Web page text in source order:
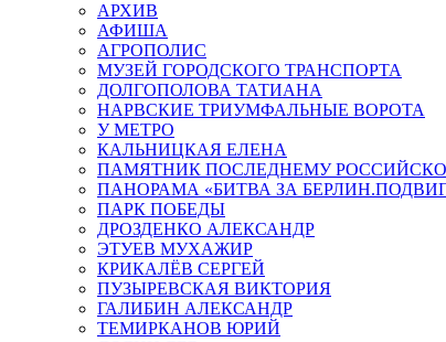
АРХИВ
АФИША
АГРОПОЛИС
МУЗЕЙ ГОРОДСКОГО ТРАНСПОРТА
ДОЛГОПОЛОВА ТАТИАНА
НАРВСКИЕ ТРИУМФАЛЬНЫЕ ВОРОТА
У МЕТРО
КАЛЬНИЦКАЯ ЕЛЕНА
ПАМЯТНИК ПОСЛЕДНЕМУ
ПАНОРАМА «БИТВА ЗА
ПАРК ПОБЕДЫ
ДРОЗДЕНКО АЛЕКСАНДР
ЭТУЕВ МУХАЖИР
КРИКАЛЁВ СЕРГЕЙ
ПУЗЫРЕВСКАЯ ВИКТОРИЯ
ГАЛИБИН АЛЕКСАНДР
ТЕМИРКАНОВ ЮРИЙ